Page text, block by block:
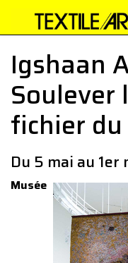
Igshaan
Soulever
fichier du
Du 5 mai au
Musée